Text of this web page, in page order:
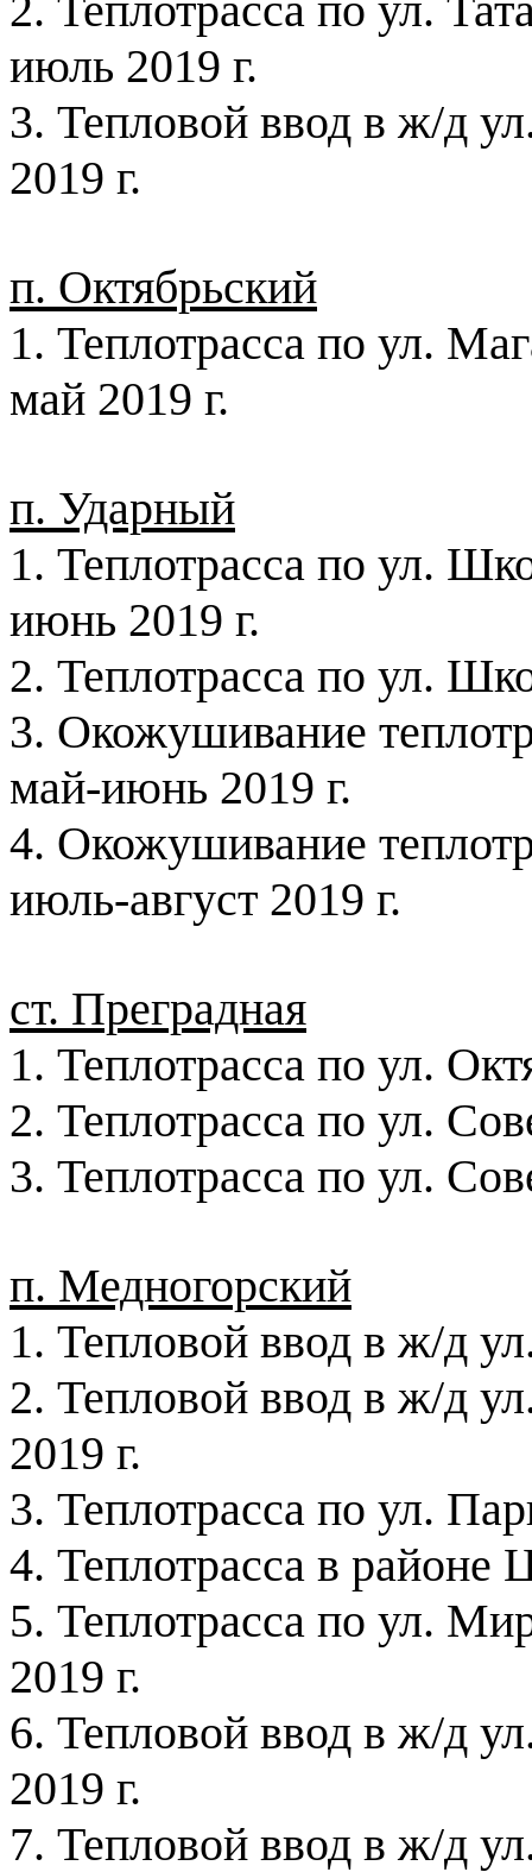
июль 2019 г.
3. Тепловой ввод в ж/д
2019 г.
п. Октябрьский
1. Теплотрасса по ул.
май 2019 г.
п. Ударный
1. Теплотрасса по ул.
июнь 2019 г.
2. Теплотрасса по ул.
3. Окожушивание
май-июнь 2019 г.
4. Окожушивание
июль-август 2019 г.
ст. Преградная
1. Теплотрасса по ул.
2. Теплотрасса по ул.
3. Теплотрасса по ул.
п. Медногорский
1. Тепловой ввод в ж/д
2. Тепловой ввод в ж/д
2019 г.
3. Теплотрасса по ул.
4. Теплотрасса в
5. Теплотрасса по ул.
2019 г.
6. Тепловой ввод в ж/д
2019 г.
7. Тепловой ввод в ж/д